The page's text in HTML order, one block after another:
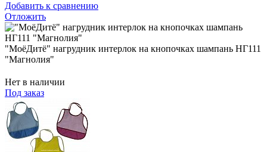
Добавить к сравнению
Отложить
"МоёДитё" нагрудник интерлок на кнопочках шампань НГ111
"Магнолия"
Нет в наличии
Под заказ